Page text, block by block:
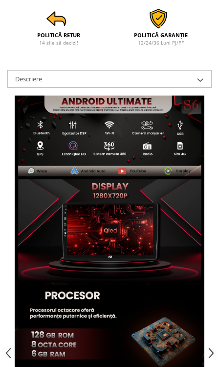
POLITICĂ RETUR
14 zile să decizi!
POLITICĂ GARANȚIE
12/24/36 Luni PJ/PF
Descriere